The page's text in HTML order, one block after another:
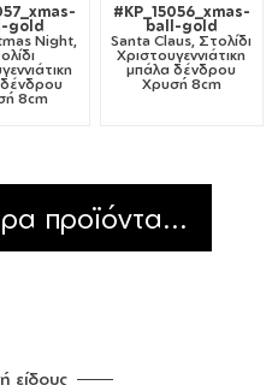
gold
Night,
8cm
#KP_15056_xmas-
ball-gold
Santa Claus, Στολίδι
Χριστουγεννιάτικη
μπάλα δένδρου
Χρυσή 8cm
προϊόντα...
είδους